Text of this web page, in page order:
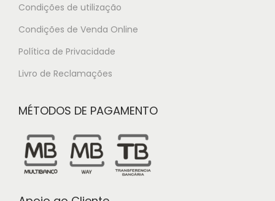
Condições de utilização
Condições de Venda Online
Política de Privacidade
Livro de Reclamações
MÉTODOS DE PAGAMENTO